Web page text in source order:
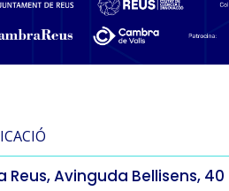
Reus, Avinguda Bellisens, 40